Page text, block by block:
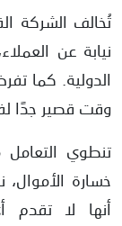
تُخالف الشركة
نيابة عن
الدولية. كما
وقت قصير جدًا
تنطوي
خسارة الأموال،
أنها لا